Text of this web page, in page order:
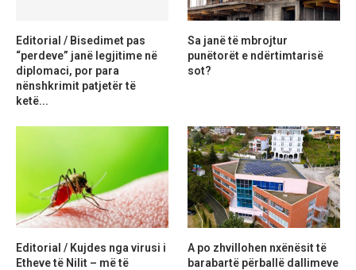
Editorial / Bisedimet pas
“perdeve” janë legjitime në
diplomaci, por para
nënshkrimit patjetër të
ketë...
Sa janë të mbrojtur
punëtorët e ndërtimtarisë
sot?
Editorial / Kujdes nga virusi i
Etheve të Nilit – më të
A po zhvillohen nxënësit të
barabartë përballë dallimeve